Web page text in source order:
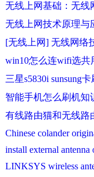
无线上网基础：无线
无线上网技术原理与
[无线上网] 无线网络
win10怎么连wifi选共
三星s5830i sunsung
智能手机怎么刷机知
有线路由猫和无线路
Chinese colander
install external
LINKSYS wireless